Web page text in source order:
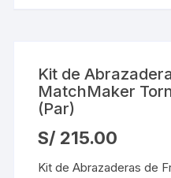
Kit de
MatchMaker
(Par)
S/ 215.00
Kit de Abrazaderas de